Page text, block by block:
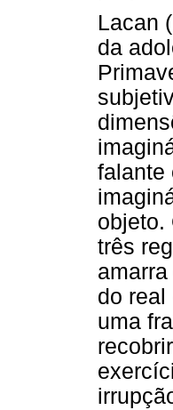
Lacan
da
falante
objeto.
três
do real
uma